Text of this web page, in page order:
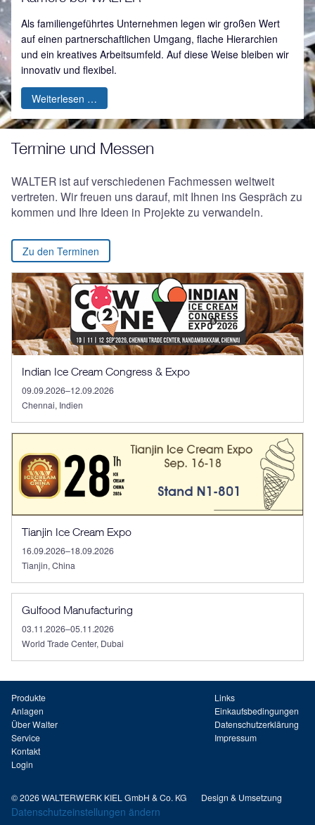
Als familiengeführtes Unternehmen legen wir großen Wert
auf einen partnerschaftlichen Umgang, flache Hierarchien
und ein kreatives Arbeitsumfeld. Auf diese Weise bleiben wir
innovativ und flexibel.
Weiterlesen …
Termine und Messen
WALTER ist auf verschiedenen Fachmessen weltweit
vertreten. Wir freuen uns darauf, mit Ihnen ins Gespräch zu
kommen und Ihre Ideen in Projekte zu verwandeln.
Zu den Terminen
Indian Ice Cream Congress & Expo
09.09.2026–12.09.2026
Chennai, Indien
Tianjin Ice Cream Expo
16.09.2026–18.09.2026
Tianjin, China
Gulfood Manufacturing
03.11.2026–05.11.2026
World Trade Center, Dubai
Produkte
Anlagen
Über Walter
Service
Kontakt
Login
Links
Einkaufsbedingungen
Datenschutzerklärung
Impressum
© 2026 WALTERWERK KIEL GmbH & Co. KG Design & Umsetzung
Datenschutzeinstellungen ändern